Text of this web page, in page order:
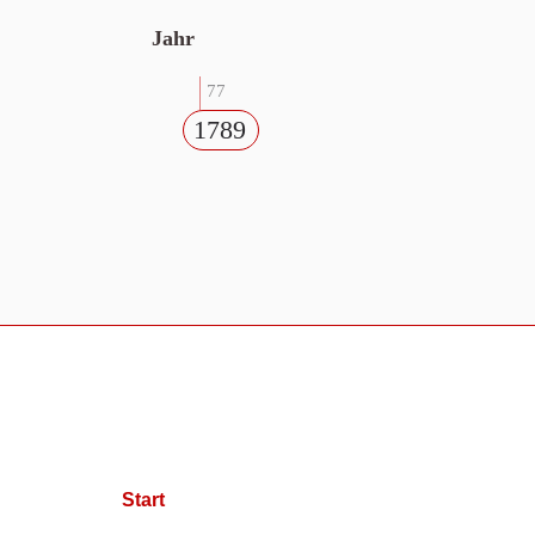
Jahr
77
1789
Start